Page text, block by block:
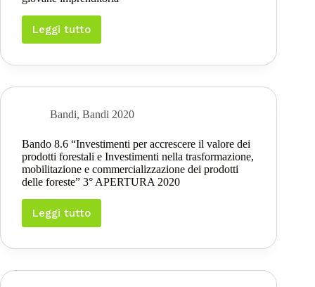
popolazione
rurale”
APERTURA
2021
DI
Leggi tutto
Esito
dell’attività
amministrativa
al
bando
“Aiuti
all’avviamento
di
giovane
imprenditoria”
Bandi, Bandi 2020
Bando 8.6 “Investimenti per accrescere il valore dei
prodotti forestali e Investimenti nella trasformazione,
mobilitazione e commercializzazione dei prodotti
delle foreste” 3° APERTURA 2020
Leggi tutto
Bando
8.6
accrescere